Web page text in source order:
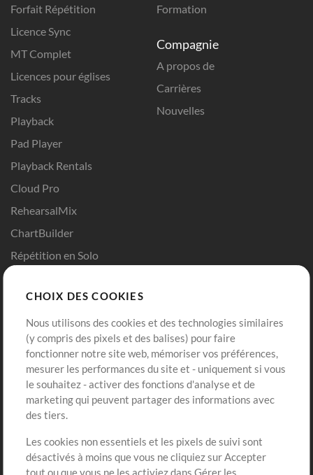
Forfait Répétition
Licence Sync
MT Complet
Licences pour églises
Tracks
Playback
Pad Player
Playback Rentals
Cloud Pro
RehearsalMix
ChartBuilder
Répétition en Solo
Modèles ProPresenter
Sons
Formation
Compagnie
A propos de
Carrières
Nouvelles
Boutique
Acheter des crédits
Contenu gratuit
Demander les pistes
Extras
Compte
Connexion
S'inscrire
CHOIX DES COOKIES
Nous utilisons des cookies et des technologies similaires
(y compris des pixels et des balises) pour faire
fonctionner notre site web, mémoriser vos préférences,
mesurer les performances du site et - uniquement si vous
le souhaitez - activer des fonctions d'analyse et de
marketing qui peuvent partager des informations avec
des tiers.
Les cookies non essentiels et les pixels de suivi sont
désactivés à moins que vous ne cliquiez sur Accepter
tout ou que vous ne les activiez dans Gérer les